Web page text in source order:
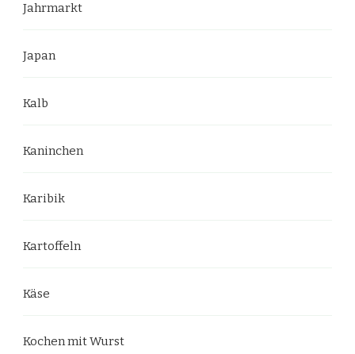
Jahrmarkt
Japan
Kalb
Kaninchen
Karibik
Kartoffeln
Käse
Kochen mit Wurst